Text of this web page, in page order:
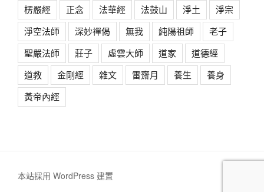
楞嚴經
正念 法華經 法鼓山 淨土
淨宗
淨空法師
深妙禪偈 無我 純陽祖師
老子
聖嚴法師
莊子 虛雲大師 道家
道德經
道教
金剛經 雜文 雷齋月 養生
養身
黃帝內經
本站採用 WordPress 建置